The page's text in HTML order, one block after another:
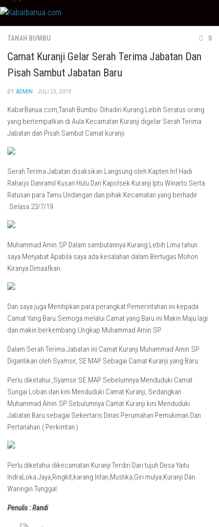
Skip
to
content
TANAH BUMBU 0
Camat Kuranji Gelar Serah Terima Jabatan Dan
Pisah Sambut Jabatan Baru
BY ADMIN · JULI 23, 2019
KabarBanua.com,Tanah Bumbu- Dihadiri Kurang Lebih Seratus orang
yang bertempatkan di Aula Kecamatan Kuranji digelar Serah Terima
Jabatan dan Pisah Sambut Camat kuranji.
Serah Terima Jabatan disaksikan Langsung oleh Kapten Inf Hadi
Raharjo Danramil Kusan Hulu Dan Kapolsek Kuranji Iptu Winarto Serta
Ratusan para Tamu Undangan dan pihak Kecamatan yang berhadir
.Selasa 23/7/19.
Muhammad Amin.SP Dalam sambutannya Kurang Lebih Lima tahun
saya Menjabat Apabila saya ada kesalahan dalam Bertugas Mohon
Kiranya Dimaafkan.
Dan saya juga Menitipkan para perangkat Pemerintahan ini kepada
Camat Yang Baru.Semoga melalui Camat yang Baru ini Makin Maju lagi
dan makin berkembang.Ungkap Muhammad Amin.SP
Dalam Serah Terima Jabatan ini Camat Kuranji Muhammad Amin.SP
Digantikan oleh Syamsir, SE MAP Sebagai Camat Kuranji yang Baru.
Perlu diketahui ,Syamsir SE.MAP Sebelumnya Menduduki Camat
Sungai Loban dan kini Menduduki Camat Kuranji, Sedangkan
Muhammad Amin.SP Sebulumnya Camat Kuranji kini Menduduki
Jabatan Baru sebagai Sekertaris Dinas Perumahan Pemukiman Dan
Pertanahan.( Perkimtan )
Perlu diketahui dikecamatan Kuranji Terdiri Dari tujuh Desa Yaitu
IndraLoka Jaya,Ringkit,karang Intan,Mustika,Giri mulya,Kuranji Dan
Waringin Tunggal.
Penulis : Randi